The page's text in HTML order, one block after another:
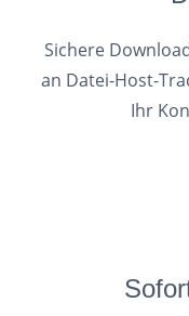
Sichere
an Datei-Host-
Ihr